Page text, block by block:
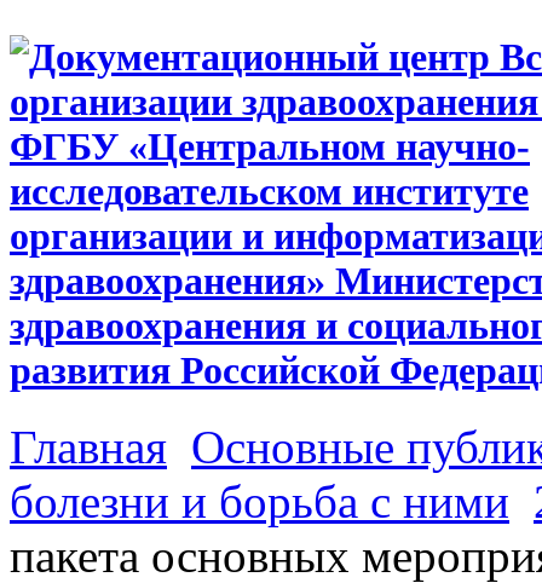
Главная Основные
болезни и борьба с ними
пакета основных